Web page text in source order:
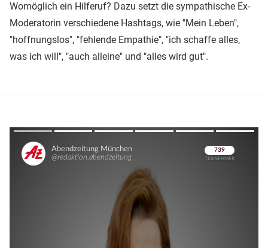
Womöglich ein Hilferuf? Dazu setzt die sympathische Ex-
Moderatorin verschiedene Hashtags, wie "Mein Leben",
"hoffnungslos", "fehlende Empathie", "ich schaffe alles,
was ich will", "auch alleine" und "alles wird gut".
Überspringen